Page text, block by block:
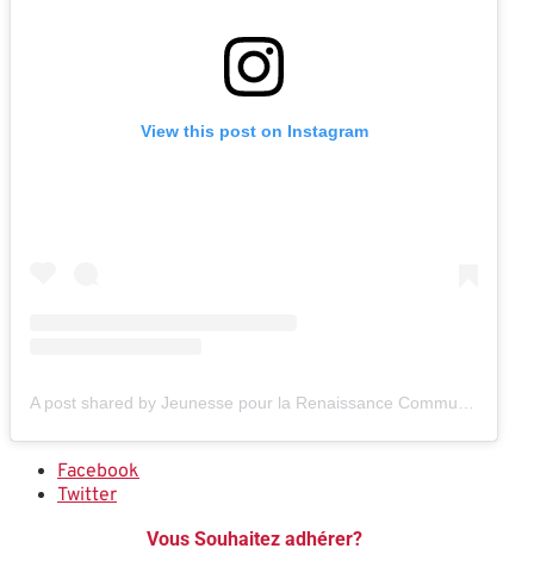
View this post on Instagram
A post shared by Jeunesse pour la Renaissance Communiste en France (@jdm_officiel)
Facebook
Twitter
Vous Souhaitez adhérer?